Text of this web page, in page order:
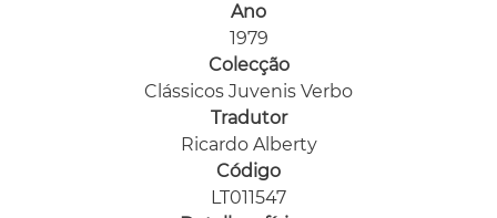
Ano
1979
Colecção
Clássicos Juvenis Verbo
Tradutor
Ricardo Alberty
Código
LT011547